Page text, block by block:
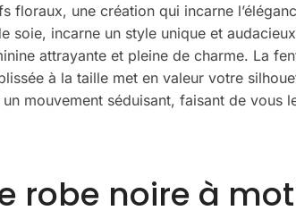
floraux, une création qui incarne
soie, incarne un style unique et
attrayante et pleine de charme. La
à la taille met en valeur votre
mouvement séduisant, faisant de vous
robe noire à